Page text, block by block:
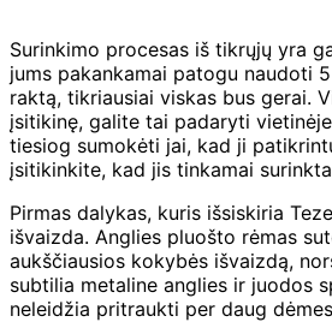
Surinkimo procesas iš tikrųjų yra
jums pakankamai patogu naudoti
raktą, tikriausiai viskas bus gerai.
įsitikinę, galite tai padaryti
tiesiog sumokėti jai, kad ji
įsitikinkite, kad jis tinkamai
Pirmas dalykas, kuris išsiskiria
išvaizda. Anglies pluošto rėmas
aukščiausios kokybės išvaizdą,
subtilia metaline anglies ir juodos
neleidžia pritraukti per daug